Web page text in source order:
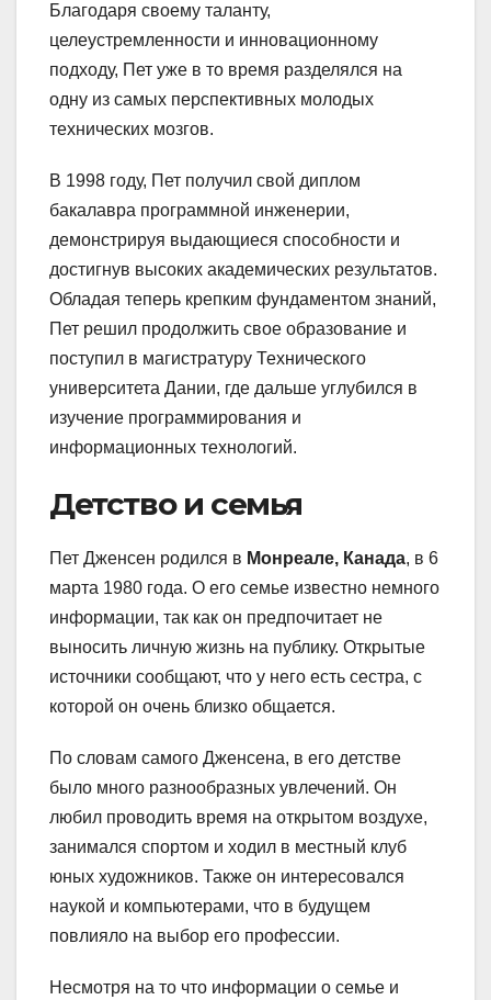
Благодаря своему таланту,
целеустремленности и инновационному
подходу, Пет уже в то время разделялся на
одну из самых перспективных молодых
технических мозгов.
В 1998 году, Пет получил свой диплом
бакалавра программной инженерии,
демонстрируя выдающиеся способности и
достигнув высоких академических результатов.
Обладая теперь крепким фундаментом знаний,
Пет решил продолжить свое образование и
поступил в магистратуру Технического
университета Дании, где дальше углубился в
изучение программирования и
информационных технологий.
Детство и семья
Пет Дженсен родился в Монреале, Канада, в 6
марта 1980 года. О его семье известно немного
информации, так как он предпочитает не
выносить личную жизнь на публику. Открытые
источники сообщают, что у него есть сестра, с
которой он очень близко общается.
По словам самого Дженсена, в его детстве
было много разнообразных увлечений. Он
любил проводить время на открытом воздухе,
занимался спортом и ходил в местный клуб
юных художников. Также он интересовался
наукой и компьютерами, что в будущем
повлияло на выбор его профессии.
Несмотря на то что информации о семье и